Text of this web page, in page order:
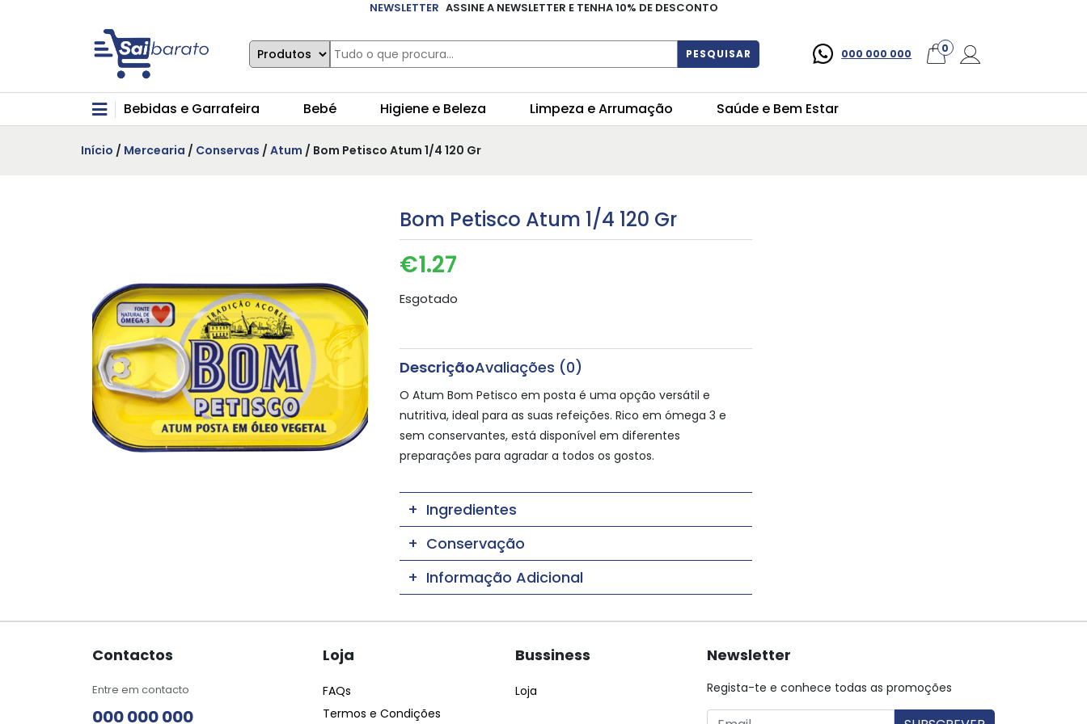
NEWSLETTER ASSINE A NEWSLETTER E TENHA 10% DE DESCONTO
PESQUISAR 000 000 000 0
Bebidas e Garrafeira Bebé Higiene e Beleza Limpeza e Arrumação Saúde e Bem Estar
Início / Mercearia / Conservas / Atum / Bom Petisco Atum 1/4 120 Gr
Bom Petisco Atum 1/4 120 Gr
€1.27
Esgotado
DescriçãoAvaliações (0)
O Atum Bom Petisco em posta é uma opção versátil e
nutritiva, ideal para as suas refeições. Rico em ómega 3 e
sem conservantes, está disponível em diferentes
preparações para agradar a todos os gostos.
Ingredientes
Conservação
Informação Adicional
Contactos
Entre em contacto
000 000 000
Loja
FAQs
Termos e Condições
Bussiness
Loja
Newsletter
Regista-te e conhece todas as promoções